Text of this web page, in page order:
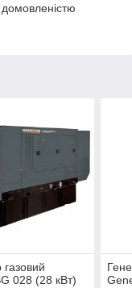
газовий
028 (28 кВт)